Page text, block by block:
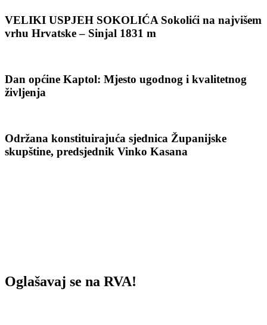
VELIKI USPJEH SOKOLIĆA Sokolići na najvišem
vrhu Hrvatske – Sinjal 1831 m
Dan općine Kaptol: Mjesto ugodnog i kvalitetnog
življenja
Održana konstituirajuća sjednica Županijske
skupštine, predsjednik Vinko Kasana
Oglašavaj se na RVA!